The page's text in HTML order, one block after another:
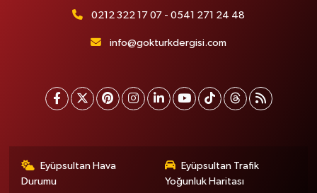
0212 322 17 07 - 0541 271 24 48
info@gokturkdergisi.com
Eyüpsultan Hava
Durumu
Eyüpsultan Trafik
Yoğunluk Haritası